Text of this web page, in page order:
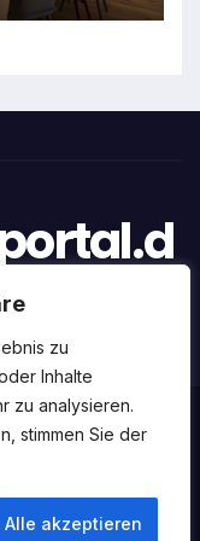
zu
Inhalte
zu analysieren.
stimmen Sie der
Alle akzeptieren
newstack von